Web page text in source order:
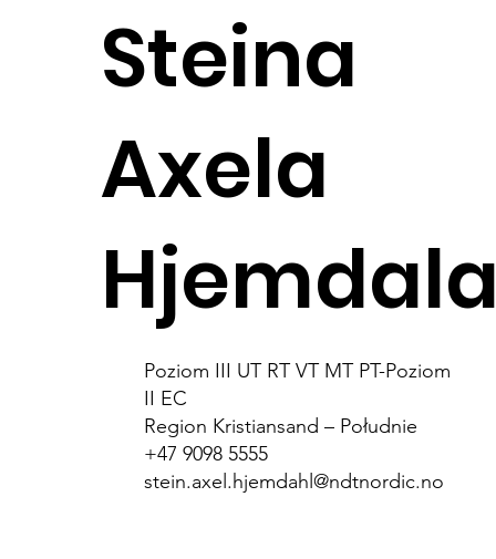
Steina
Axela
Poziom III UT RT VT MT PT-Poziom
II EC
Region Kristiansand – Południe
+47 9098 5555
stein.axel.hjemdahl@ndtnordic.no